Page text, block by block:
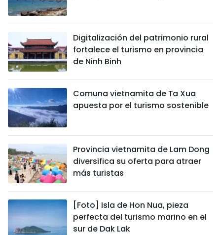
Digitalización del patrimonio rural
fortalece el turismo en provincia
de Ninh Binh
Comuna vietnamita de Ta Xua
apuesta por el turismo sostenible
Provincia vietnamita de Lam Dong
diversifica su oferta para atraer
más turistas
[Foto] Isla de Hon Nua, pieza
perfecta del turismo marino en el
sur de Dak Lak